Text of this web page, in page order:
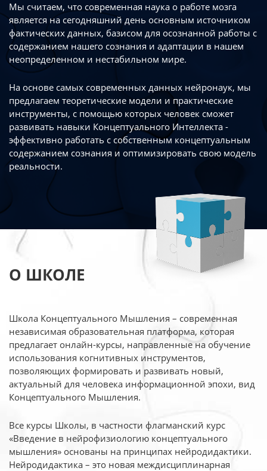
Мы считаем, что современная наука о работе мозга
является на сегодняшний день основным источником
фактических данных, базисом для осознанной работы с
содержанием нашего сознания и адаптации в нашем
неопределенном и нестабильном мире.
На основе самых современных данных нейронаук, мы
предлагаем теоретические модели и практические
инструменты, с помощью которых человек сможет
развивать навыки Концептуального Интеллекта -
эффективно работать с собственным концептуальным
содержанием сознания и оптимизировать свою модель
реальности.
О ШКОЛЕ
Школа Концептуального Мышления – современная
независимая образовательная платформа, которая
предлагает онлайн-курсы, направленные на обучение
использования когнитивных инструментов,
позволяющих формировать и развивать новый,
актуальный для человека информационной эпохи, вид
Концептуального Мышления.
Все курсы Школы, в частности флагманский курс
«Введение в нейрофизиологию концептуального
мышления» основаны на принципах нейродидактики.
Нейродидактика – это новая междисциплинарная